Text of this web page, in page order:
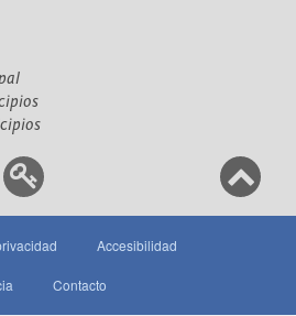
Accesibilidad
Contacto